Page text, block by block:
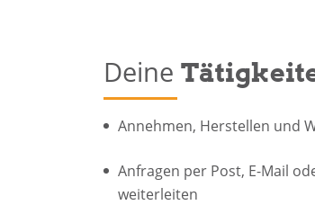
Deine
Annehmen, Herstellen und
Anfragen per Post, E-Mail
weiterleiten